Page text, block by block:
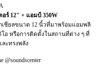
อร์ 12" + แอมป์ 350W
เชียลขนาด 12 นิ้วที่มาพร้อมแอมพลิ
อ หรือการติดตั้งในสถานที่ต่าง ๆ ที่
ะทรงพลัง